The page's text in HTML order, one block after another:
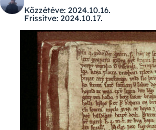
Közzétéve: 2024.10.16.
Frissítve: 2024.10.17.